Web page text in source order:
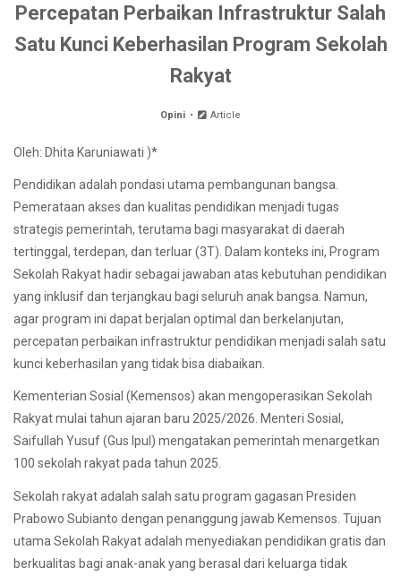
Percepatan Perbaikan Infrastruktur Salah
Satu Kunci Keberhasilan Program Sekolah
Rakyat
Opini Article
Oleh: Dhita Karuniawati )*
Pendidikan adalah pondasi utama pembangunan bangsa.
Pemerataan akses dan kualitas pendidikan menjadi tugas
strategis pemerintah, terutama bagi masyarakat di daerah
tertinggal, terdepan, dan terluar (3T). Dalam konteks ini, Program
Sekolah Rakyat hadir sebagai jawaban atas kebutuhan pendidikan
yang inklusif dan terjangkau bagi seluruh anak bangsa. Namun,
agar program ini dapat berjalan optimal dan berkelanjutan,
percepatan perbaikan infrastruktur pendidikan menjadi salah satu
kunci keberhasilan yang tidak bisa diabaikan.
Kementerian Sosial (Kemensos) akan mengoperasikan Sekolah
Rakyat mulai tahun ajaran baru 2025/2026. Menteri Sosial,
Saifullah Yusuf (Gus Ipul) mengatakan pemerintah menargetkan
100 sekolah rakyat pada tahun 2025.
Sekolah rakyat adalah salah satu program gagasan Presiden
Prabowo Subianto dengan penanggung jawab Kemensos. Tujuan
utama Sekolah Rakyat adalah menyediakan pendidikan gratis dan
berkualitas bagi anak-anak yang berasal dari keluarga tidak